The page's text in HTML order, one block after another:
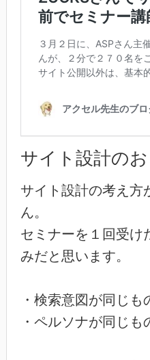
サイト設計の
サイト設計の考え方
ん。
セミナーを１回受け
みだと思います。
・検索意図が同じ
・ペルソナが同じ